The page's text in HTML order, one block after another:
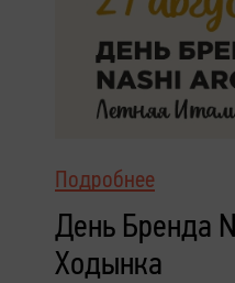
Подробнее
День Бренда
Ходынка